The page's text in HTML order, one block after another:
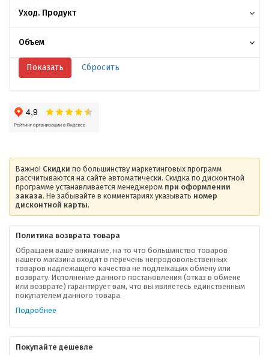
Уход. Продукт
Объем
Важно! Скидки по большинству маркетинговых программ
рассчитываются на сайте автоматически. Скидка по дисконтной
программе устанавливается менеджером при оформлении
заказа. Не забывайте в комментариях указывать номер
дисконтной карты.
Политика возврата товара
Обращаем ваше внимание, на то что большинство товаров
нашего магазина входит в перечень непродовольственных
товаров надлежащего качества не подлежащих обмену или
возврату. Исполнение данного постановления (отказ в обмене
или возврате) гарантирует вам, что вы являетесь единственным
покупателем данного товара.
Подробнее
Покупайте дешевле